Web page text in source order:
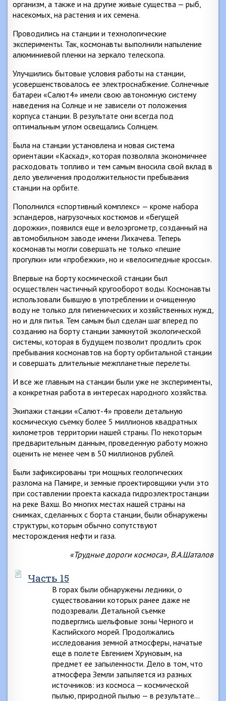
организм, а также и на другие живые существа — рыб,
насекомых, на растения и их семена.
Проводились на станции и технологические
эксперименты. Так, космонавты выполнили напыление
алюминиевой пленки на зеркало телескопа.
Улучшились бытовые условия работы на станции,
усовершенствовалось ее электроснабжение. Солнечные
батареи «Салют4» имели свою автономную систему
наведения на Солнце и не зависели от положения
корпуса станции. В результате они всегда под
оптимальным углом освещались Солнцем.
Была на станции установлена и новая система
ориентации «Каскад», которая позволяла экономичнее
расходовать топливо и тем самым вносила свой вклад в
дело увеличения продолжительности пребывания
станции на орбите.
Пополнился «спортивный комплекс» — кроме набора
эспандеров, нагрузочных костюмов и «бегущей
дорожки», появился еще и велоэргометр, созданный на
автомобильном заводе имени Лихачева. Теперь
космонавты могли совершать не только «пешие
прогулки» или «пробежки», но и «велосипедные кроссы».
Впервые на борту космической станции был
осуществлен частичный кругооборот воды. Космонавты
использовали бывшую в употреблении и очищенную
воду не только для гигиенических и хозяйственных нужд,
но и для питья. Тем самым был сделан шаг вперед по
созданию на борту станции замкнутой экологической
системы, которая в будущем позволит продлить срок
пребывания космонавтов на борту орбитальной станции
и совершать длительные межпланетные перелеты.
И все же главным на станции были уже не эксперименты,
а конкретная работа в интересах народного хозяйства.
Экипажи станции «Салют-4» провели детальную
космическую съемку более 5 миллионов квадратных
километров территории нашей страны. По некоторым
предварительным данным, проведенную работу можно
оценить не менее чем в 50 миллионов рублей.
Были зафиксированы три мощных геологических
разлома на Памире, и земные проектировщики учли это
при составлении проекта каскада гидроэлектростанции
на реке Вахш. Во многих местах нашей страны на
снимках, сделанных с борта станции, были обнаружены
структуры, которым обычно сопутствуют
месторождения нефти и газа.
«Трудные дороги космоса», В.А.Шаталов
Часть 15
В горах были обнаружены ледники, о
существовании которых ранее даже не
подозревали. Детальной съемке
подверглись шельфовые зоны Черного и
Каспийского морей. Продолжались
исследования земной атмосферы, начатые
еще в полете Евгением Хруновым, на
предмет ее запыленности. Дело в том, что
атмосфера Земли запыляется из разных
источников: из космоса — космической
пылью, природной пылью — в результате…